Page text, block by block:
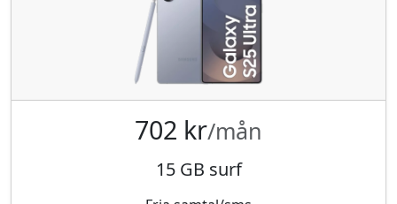
702 kr/mån
15 GB surf